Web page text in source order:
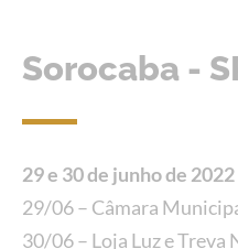
Sorocaba -
29 e 30 de junho de 2022
29/06 – Câmara
30/06 – Loja Luz e Treva